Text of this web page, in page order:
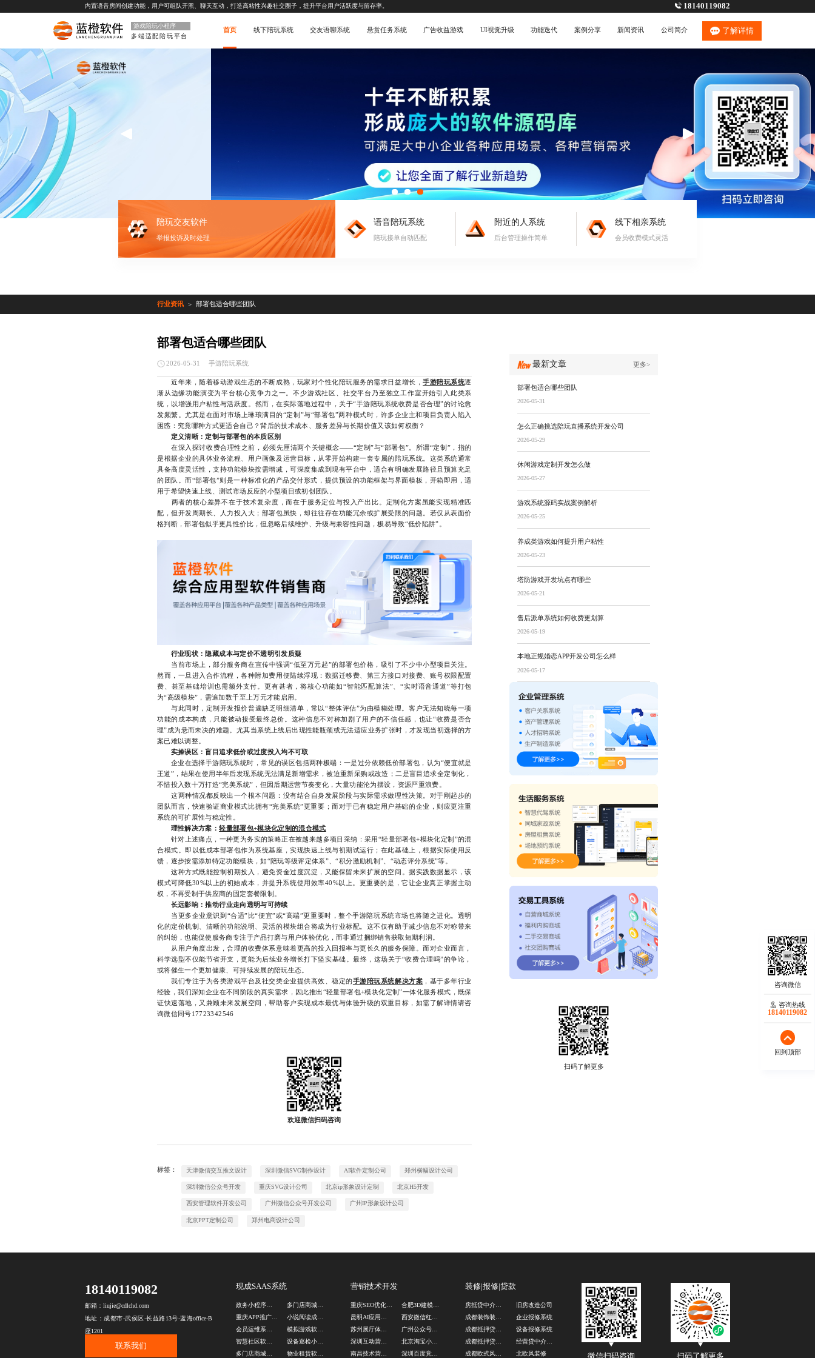
内置语音房间创建功能，用户可组队开黑、聊天互动，打造高粘性兴趣社交圈子，提升平台用户活跃度与留存率。 18140119082
游戏陪玩小程序
多端适配陪玩平台
首页 线下陪玩系统 交友语聊系统 悬赏任务系统 广告收益游戏 UI视觉升级 功能迭代 案例分享 新闻资讯 公司简介 了解详情
陪玩交友软件
举报投诉及时处理
语音陪玩系统
陪玩接单自动匹配
附近的人系统
后台管理操作简单
线下相亲系统
会员收费模式灵活
行业资讯 > 部署包适合哪些团队
部署包适合哪些团队
2026-05-31 手游陪玩系统
近年来，随着移动游戏生态的不断成熟，玩家对个性化陪玩服务的需求日益增长，手游陪玩系统逐
渐从边缘功能演变为平台核心竞争力之一。不少游戏社区、社交平台乃至独立工作室开始引入此类系
统，以增强用户粘性与活跃度。然而，在实际落地过程中，关于“手游陪玩系统收费是否合理”的讨论愈
发频繁。尤其是在面对市场上琳琅满目的“定制”与“部署包”两种模式时，许多企业主和项目负责人陷入
困惑：究竟哪种方式更适合自己？背后的技术成本、服务差异与长期价值又该如何权衡？
定义清晰：定制与部署包的本质区别
在深入探讨收费合理性之前，必须先厘清两个关键概念——“定制”与“部署包”。所谓“定制”，指的
是根据企业的具体业务流程、用户画像及运营目标，从零开始构建一套专属的陪玩系统。这类系统通常
具备高度灵活性，支持功能模块按需增减，可深度集成到现有平台中，适合有明确发展路径且预算充足
的团队。而“部署包”则是一种标准化的产品交付形式，提供预设的功能框架与界面模板，开箱即用，适
用于希望快速上线、测试市场反应的小型项目或初创团队。
两者的核心差异不在于技术复杂度，而在于服务定位与投入产出比。定制化方案虽能实现精准匹
配，但开发周期长、人力投入大；部署包虽快，却往往存在功能冗余或扩展受限的问题。若仅从表面价
格判断，部署包似乎更具性价比，但忽略后续维护、升级与兼容性问题，极易导致“低价陷阱”。
行业现状：隐藏成本与定价不透明引发质疑
当前市场上，部分服务商在宣传中强调“低至万元起”的部署包价格，吸引了不少中小型项目关注。
然而，一旦进入合作流程，各种附加费用便陆续浮现：数据迁移费、第三方接口对接费、账号权限配置
费、甚至基础培训也需额外支付。更有甚者，将核心功能如“智能匹配算法”、“实时语音通道”等打包
为“高级模块”，需追加数千至上万元才能启用。
与此同时，定制开发报价普遍缺乏明细清单，常以“整体评估”为由模糊处理。客户无法知晓每一项
功能的成本构成，只能被动接受最终总价。这种信息不对称加剧了用户的不信任感，也让“收费是否合
理”成为悬而未决的难题。尤其当系统上线后出现性能瓶颈或无法适应业务扩张时，才发现当初选择的方
案已难以调整。
实操误区：盲目追求低价或过度投入均不可取
企业在选择手游陪玩系统时，常见的误区包括两种极端：一是过分依赖低价部署包，认为“便宜就是
王道”，结果在使用半年后发现系统无法满足新增需求，被迫重新采购或改造；二是盲目追求全定制化，
不惜投入数十万打造“完美系统”，但因后期运营节奏变化，大量功能沦为摆设，资源严重浪费。
这两种情况都反映出一个根本问题：没有结合自身发展阶段与实际需求做理性决策。对于刚起步的
团队而言，快速验证商业模式比拥有“完美系统”更重要；而对于已有稳定用户基础的企业，则应更注重
系统的可扩展性与稳定性。
理性解决方案：轻量部署包+模块化定制的混合模式
针对上述痛点，一种更为务实的策略正在被越来越多项目采纳：采用“轻量部署包+模块化定制”的混
合模式。即以低成本部署包作为系统基座，实现快速上线与初期试运行；在此基础上，根据实际使用反
馈，逐步按需添加特定功能模块，如“陪玩等级评定体系”、“积分激励机制”、“动态评分系统”等。
这种方式既能控制初期投入，避免资金过度沉淀，又能保留未来扩展的空间。据实践数据显示，该
模式可降低30%以上的初始成本，并提升系统使用效率40%以上。更重要的是，它让企业真正掌握主动
权，不再受制于供应商的固定套餐限制。
长远影响：推动行业走向透明与可持续
当更多企业意识到“合适”比“便宜”或“高端”更重要时，整个手游陪玩系统市场也将随之进化。透明
化的定价机制、清晰的功能说明、灵活的模块组合将成为行业标配。这不仅有助于减少信息不对称带来
的纠纷，也能促使服务商专注于产品打磨与用户体验优化，而非通过捆绑销售获取短期利润。
从用户角度出发，合理的收费体系意味着更高的投入回报率与更长久的服务保障。而对企业而言，
科学选型不仅能节省开支，更能为后续业务增长打下坚实基础。最终，这场关于“收费合理吗”的争论，
或将催生一个更加健康、可持续发展的陪玩生态。
我们专注于为各类游戏平台及社交类企业提供高效、稳定的手游陪玩系统解决方案 ，基于多年行业
经验，我们深知企业在不同阶段的真实需求，因此推出“轻量部署包+模块化定制”一体化服务模式，既保
证快速落地，又兼顾未来发展空间，帮助客户实现成本最优与体验升级的双重目标，如需了解详情请咨
询微信同号17723342546
欢迎微信扫码咨询
标签： 天津微信交互推文设计 深圳微信SVG制作设计 AI软件定制公司 郑州横幅设计公司
深圳微信公众号开发 重庆SVG设计公司 北京ip形象设计定制 北京H5开发
西安管理软件开发公司 广州微信公众号开发公司 广州IP形象设计公司
北京PPT定制公司 郑州电商设计公司
最新文章 更多>
部署包适合哪些团队
2026-05-31
怎么正确挑选陪玩直播系统开发公司
2026-05-29
休闲游戏定制开发怎么做
2026-05-27
游戏系统源码实战案例解析
2026-05-25
养成类游戏如何提升用户粘性
2026-05-23
塔防游戏开发坑点有哪些
2026-05-21
售后派单系统如何收费更划算
2026-05-19
本地正规婚恋APP开发公司怎么样
2026-05-17
扫码了解更多
咨询热线
18140119082
回到顶部
18140119082
邮箱：liujie@cdlchd.com
地址：成都市-武侯区-长益路13号-蓝海office-B
座1201
联系我们
现成SAAS系统
政务小程序开发公司
多门店商城系统
重庆APP推广图设计
小说阅读成品软件
会员运维系统源码
模拟游戏软件源码
智慧社区软件开发
设备巡检小程序开发
多门店商城系统
物业租赁软件开发
营销技术开发
重庆SEO优化外包
合肥3D建模公司
昆明AI应用开发公司
西安微信红包封面设计
苏州展厅体感互动开发
广州公众号平台开发
深圳互动营销游戏定制
北京淘宝小程序定制
南昌技术营销开发公司
深圳百度竞价优化公司
装修|报修|贷款
房抵贷中介公司
旧房改造公司
成都装饰装修公司
企业报修系统
成都抵押贷款中介公司
设备报修系统
成都抵押贷中介公司
经营贷中介公司
成都欧式风装修
北欧风装修